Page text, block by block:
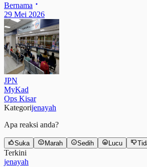
Bernama
29 Mei 2026
JPN
MyKad
Ops Kisar
Kategorijenayah
Apa reaksi anda?
Suka Marah Sedih Lucu
Terkini
jenayah